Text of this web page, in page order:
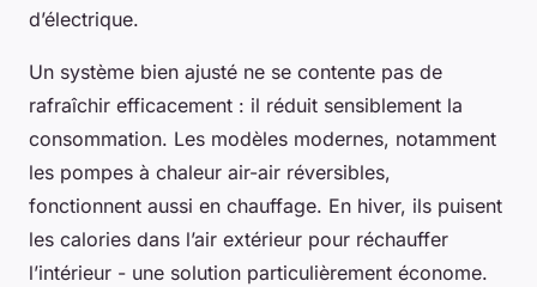
d’électrique.
Un système bien ajusté ne se contente pas de
rafraîchir efficacement : il réduit sensiblement la
consommation. Les modèles modernes, notamment
les pompes à chaleur air-air réversibles,
fonctionnent aussi en chauffage. En hiver, ils puisent
les calories dans l’air extérieur pour réchauffer
l’intérieur - une solution particulièrement économe.